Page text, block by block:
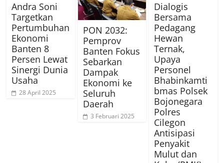
Andra Soni
Targetkan
Pertumbuhan
Ekonomi
Banten 8
Persen Lewat
Sinergi Dunia
Usaha
28 April 2025
PON 2032:
Pemprov
Banten Fokus
Sebarkan
Dampak
Ekonomi ke
Seluruh
Daerah
3 Februari 2025
Dialogis
Bersama
Pedagang
Hewan
Ternak,
Upaya
Personel
Bhabinkamti
bmas Polsek
Bojonegara
Polres
Cilegon
Antisipasi
Penyakit
Mulut dan